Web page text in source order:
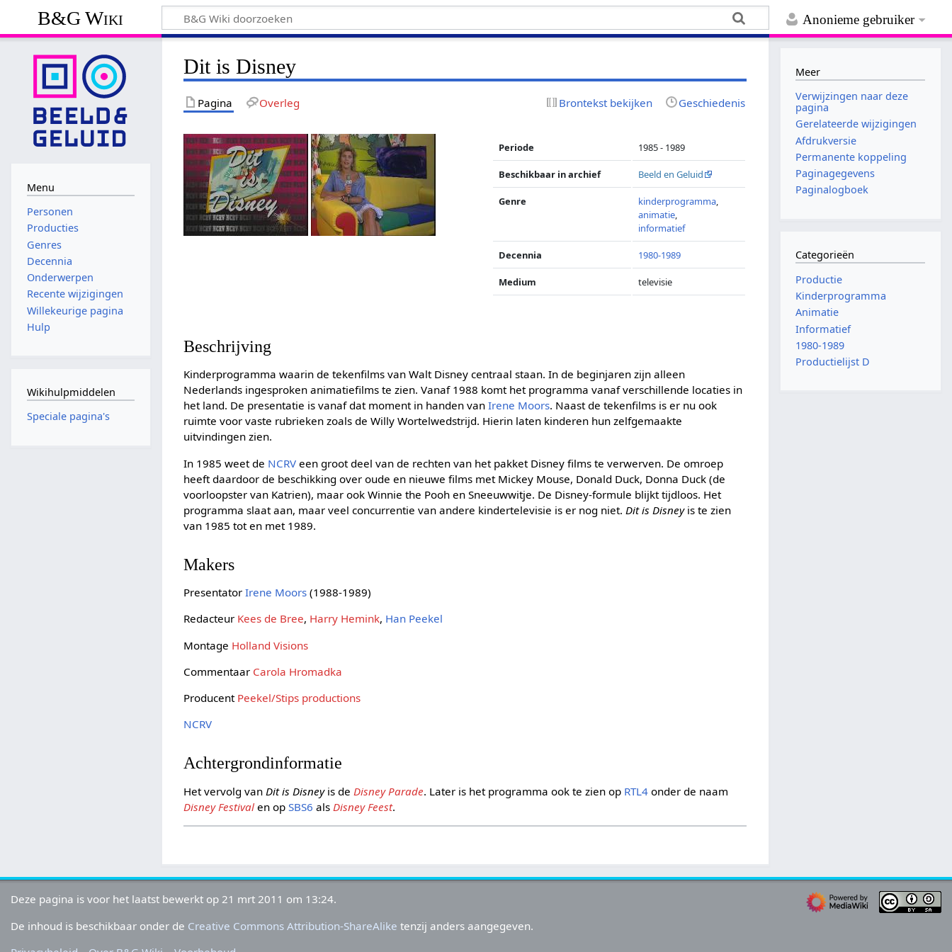
Anonieme gebruiker
B&G Wiki
Dit is Disney
Pagina Overleg Brontekst bekijken Geschiedenis
Periode 1985 - 1989
Beschikbaar in archief Beeld en Geluid
Genre kinderprogramma,
animatie,
informatief
Decennia 1980-1989
Medium televisie
Beschrijving
Kinderprogramma waarin de tekenfilms van Walt Disney centraal staan. In de beginjaren zijn alleen
Nederlands ingesproken animatiefilms te zien. Vanaf 1988 komt het programma vanaf verschillende locaties in
het land. De presentatie is vanaf dat moment in handen vanIrene Moors. Naast de tekenfilms is er nu ook
ruimte voor vaste rubrieken zoals de Willy Wortelwedstrijd. Hierin laten kinderen hun zelfgemaakte
uitvindingen zien.
In 1985 weet de NCRV een groot deel van de rechten van het pakket Disney films te verwerven. De omroep
heeft daardoor de beschikking over oude en nieuwe films met Mickey Mouse, Donald Duck, Donna Duck (de
voorloopster van Katrien), maar ook Winnie the Pooh en Sneeuwwitje. De Disney-formule blijkt tijdloos. Het
programma slaat aan, maar veel concurrentie van andere kindertelevisie is er nog niet. Dit is Disneyis te zien
van 1985 tot en met 1989.
Makers
PresentatorIrene Moors (1988-1989)
Redacteur Kees de Bree, Harry Hemink, Han Peekel
Montage Holland Visions
Commentaar Carola Hromadka
Producent Peekel/Stips productions
NCRV
Achtergrondinformatie
Het vervolg van Dit is Disneyis de Disney Parade. Later is het programma ook te zien op RTL4 onder de naam
Disney Festival en opSBS6 als Disney Feest.
Menu
Personen
Producties
Genres
Decennia
Onderwerpen
Recente wijzigingen
Willekeurige pagina
Hulp
Wikihulpmiddelen
Speciale pagina's
Meer
Verwijzingen naar deze
pagina
Gerelateerde wijzigingen
Afdrukversie
Permanente koppeling
Paginagegevens
Paginalogboek
Categorieën
Productie
Kinderprogramma
Animatie
Informatief
1980-1989
Productielijst D
Deze pagina is voor het laatst bewerkt op 21 mrt 2011 om 13:24.
De inhoud is beschikbaar onder de Creative Commons Attribution-ShareAlike tenzij anders aangegeven.